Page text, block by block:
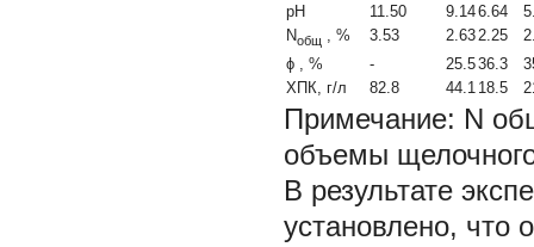
рН
11.50 9.146.64
Nобщ , % 3.53 2.63 2.25
ϕ
, % - 25.536.3
ХПК, г/л
82.8 44.1 18.5
Примечание: N
объемы
В результате
установлено, что